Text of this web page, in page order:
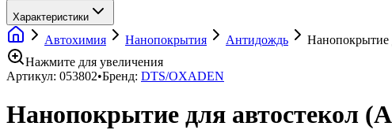
Характеристики
Автохимия Нанопокрытия Антидождь
Нанопокрытие
Нажмите для увеличения
Артикул: 053802•Бренд: DTS/OXADEN
Нанопокрытие для автостекол